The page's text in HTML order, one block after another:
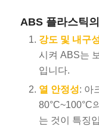
ABS 플라스틱
강도 및 내구
시켜 ABS는
입니다.
열 안정성: 아
80°C~100°C
는 것이 특징